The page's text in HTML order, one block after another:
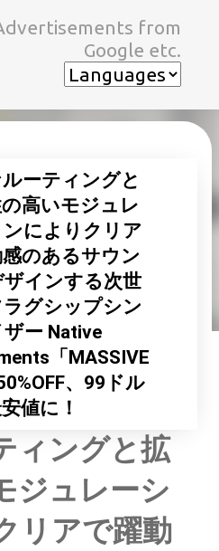
ン コンテンツに移動
from
Google etc.
ーティングと
高いモジュレ
によりクリア
のあるサウン
ザインする次世
グシップシン
ー Native
「MASSIVE
、99ドル
値に！
ィングと拡
ジュレーシ
リアで躍動